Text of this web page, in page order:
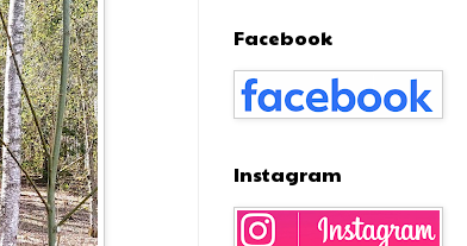
Facebook
Instagram